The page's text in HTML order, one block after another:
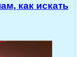
как искать